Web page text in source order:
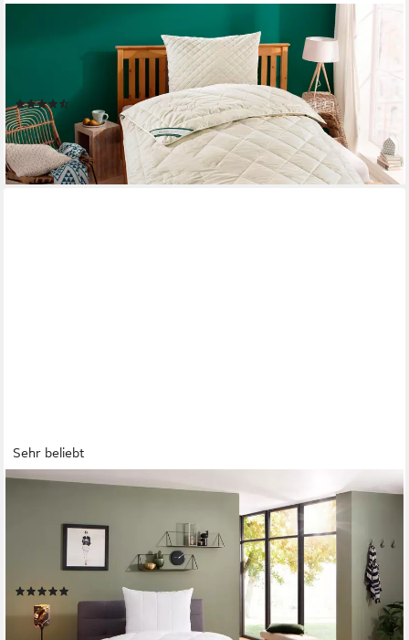
Naturhaarbettdecke Gobi, Bettdecken für Sommer und Winter,
temperaturausgleichend, Füllung: Kamelhaar, Bezug: Baumwolle,
Klimatisierende Kamelhaar-Füllung - Made in Germany
ab 48,99 € UVP139,95 €
-65%
lieferbar - in 3-4 Werktagen bei dir
Sehr beliebt
Microfaserbettdecke Komfort Plus Warm, Bettdecken für den
Winter, Made in Germany, Decke, Füllung: 100% Polyester, Bezug:
100% Polyester, Extrawarm für den "Frierer", 135x200,
155x220 cm und weitere Größen
ab 53,99 € UVP 89,95 €
-40%